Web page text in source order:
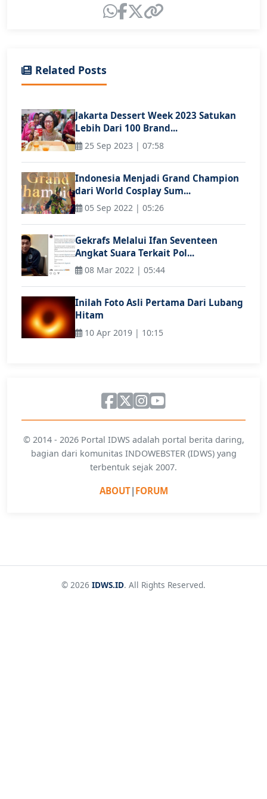
Related Posts
Jakarta Dessert Week 2023 Satukan
Lebih Dari 100 Brand...
25 Sep 2023 | 07:58
Indonesia Menjadi Grand Champion
dari World Cosplay Sum...
05 Sep 2022 | 05:26
Gekrafs Melalui Ifan Seventeen
Angkat Suara Terkait Pol...
08 Mar 2022 | 05:44
Inilah Foto Asli Pertama Dari Lubang
Hitam
10 Apr 2019 | 10:15
© 2014 - 2026 Portal IDWS adalah portal berita daring,
bagian dari komunitas INDOWEBSTER (IDWS) yang
terbentuk sejak 2007.
ABOUT| FORUM
© 2026 IDWS.ID. All Rights Reserved.